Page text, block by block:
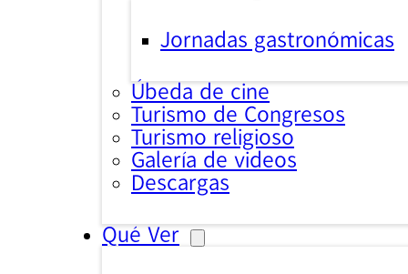
Jornadas gastronómicas
Úbeda de cine
Turismo de Congresos
Turismo religioso
Galería de videos
Descargas
Qué Ver